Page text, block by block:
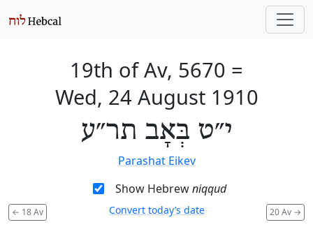
19th of Av, 5670 =
Wed, 24 August 1910
י״ט בְּאָב תר״ע
Parashat Eikev
Show Hebrewniqqud
← 18 Av 20 Av →
Convert today’s date